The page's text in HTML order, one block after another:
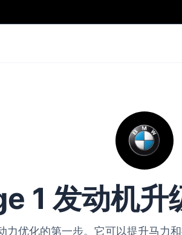
1 发动机
力优化的第一步。它可以提升马力